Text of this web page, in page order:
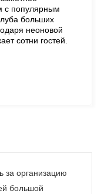
с популярным
больших
неоновой
сотни гостей.
за организацию
большой